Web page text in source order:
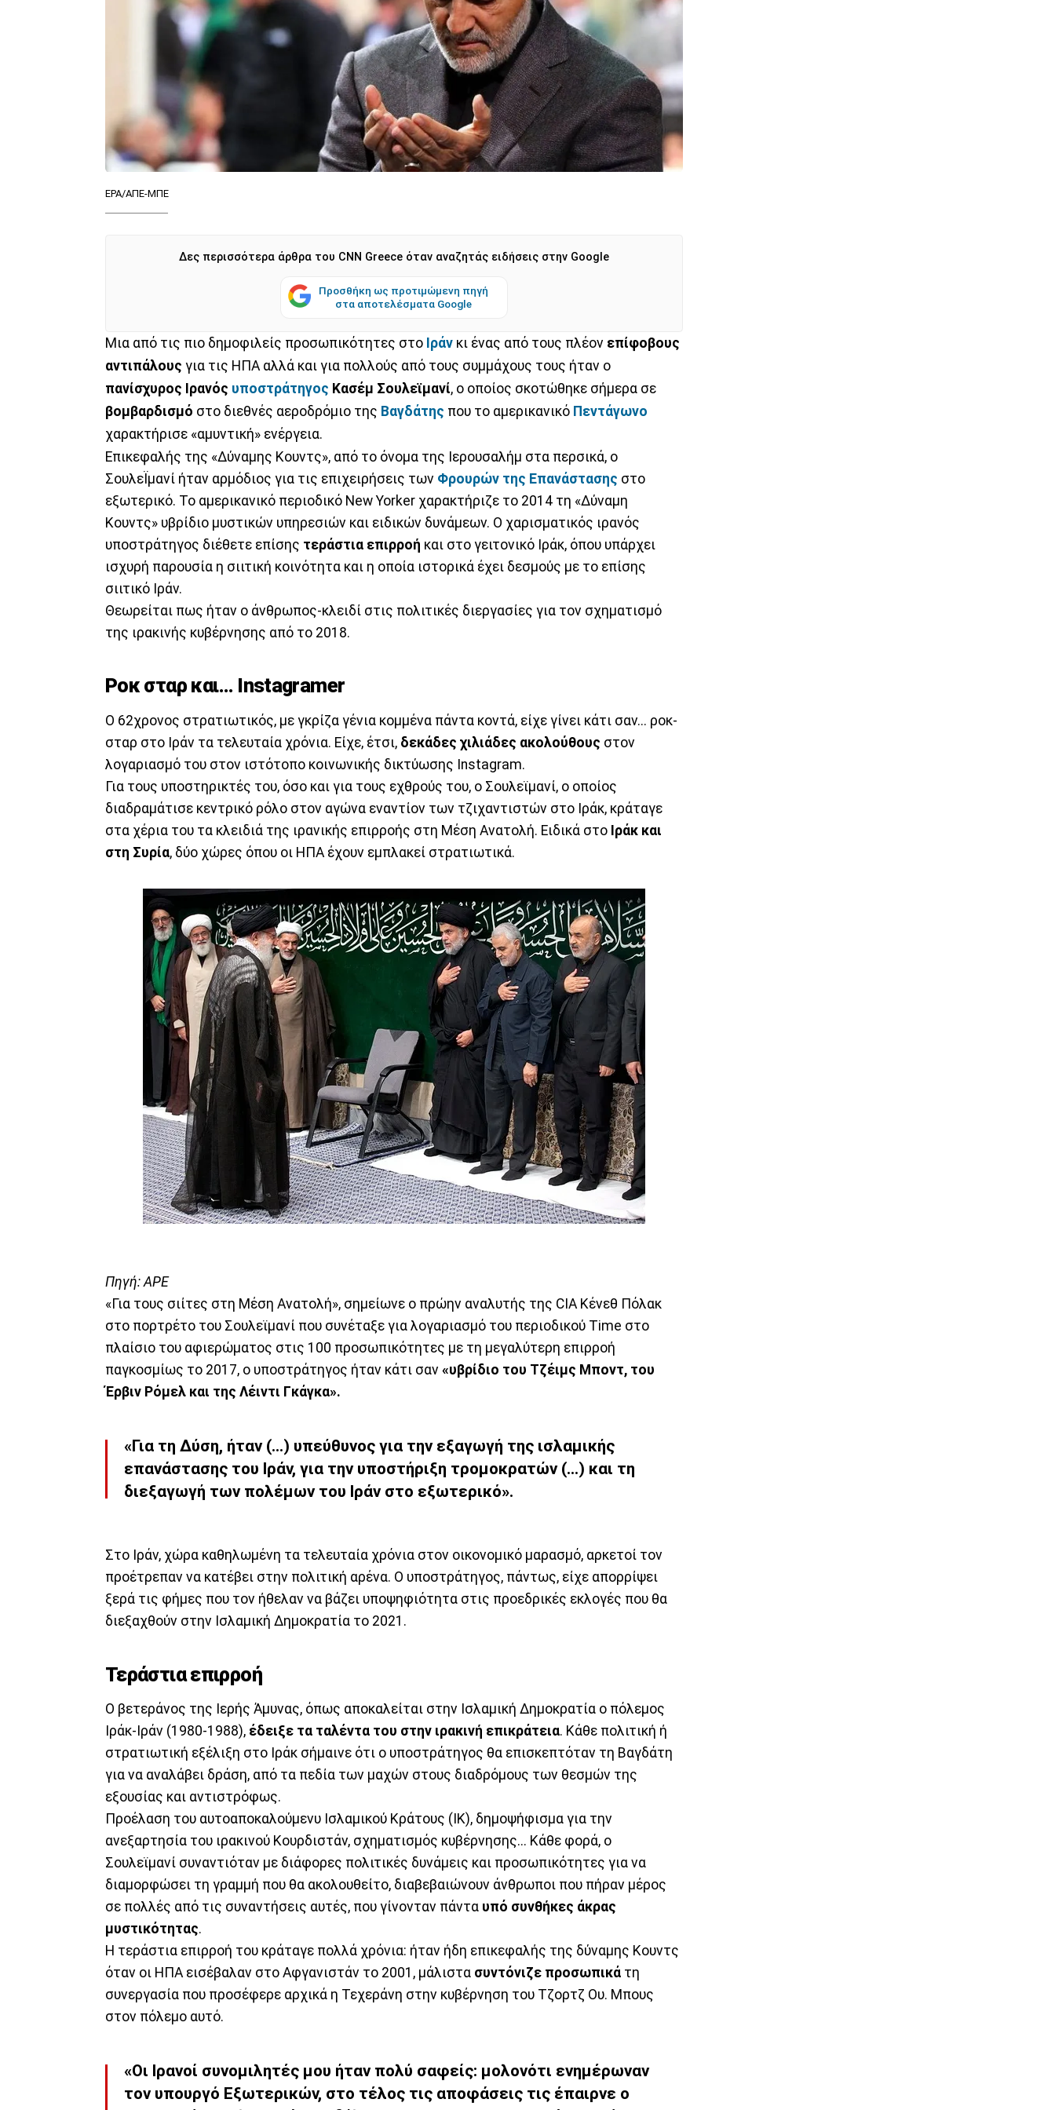
EPA/ΑΠΕ-ΜΠΕ
Δες περισσότερα άρθρα του CNN Greece όταν αναζητάς ειδήσεις στην Google
Προσθήκη ως προτιμώμενη πηγή
στα αποτελέσματα Google
Μια από τις πιο δημοφιλείς προσωπικότητες στο Ιράν κι ένας από τους πλέον επίφοβους
αντιπάλους για τις ΗΠΑ αλλά και για πολλούς από τους συμμάχους τους ήταν ο
πανίσχυρος Ιρανός υποστράτηγος Κασέμ Σουλεϊμανί, ο οποίος σκοτώθηκε σήμερα σε
βομβαρδισμό στο διεθνές αεροδρόμιο της Βαγδάτης που το αμερικανικό Πεντάγωνο
χαρακτήρισε «αμυντική» ενέργεια.
Επικεφαλής της «Δύναμης Κουντς», από το όνομα της Ιερουσαλήμ στα περσικά, ο
ΣουλεΪμανί ήταν αρμόδιος για τις επιχειρήσεις των Φρουρών της Επανάστασης στο
εξωτερικό. Το αμερικανικό περιοδικό New Yorker χαρακτήριζε το 2014 τη «Δύναμη
Κουντς» υβρίδιο μυστικών υπηρεσιών και ειδικών δυνάμεων. Ο χαρισματικός ιρανός
υποστράτηγος διέθετε επίσης τεράστια επιρροή και στο γειτονικό Ιράκ, όπου υπάρχει
ισχυρή παρουσία η σιιτική κοινότητα και η οποία ιστορικά έχει δεσμούς με το επίσης
σιιτικό Ιράν.
Θεωρείται πως ήταν ο άνθρωπος-κλειδί στις πολιτικές διεργασίες για τον σχηματισμό
της ιρακινής κυβέρνησης από το 2018.
Ροκ σταρ και… Instagramer
Ο 62χρονος στρατιωτικός, με γκρίζα γένια κομμένα πάντα κοντά, είχε γίνει κάτι σαν... ροκ-
σταρ στο Ιράν τα τελευταία χρόνια. Είχε, έτσι, δεκάδες χιλιάδες ακολούθους στον
λογαριασμό του στον ιστότοπο κοινωνικής δικτύωσης Instagram.
Για τους υποστηρικτές του, όσο και για τους εχθρούς του, ο Σουλεϊμανί, ο οποίος
διαδραμάτισε κεντρικό ρόλο στον αγώνα εναντίον των τζιχαντιστών στο Ιράκ, κράταγε
στα χέρια του τα κλειδιά της ιρανικής επιρροής στη Μέση Ανατολή. Ειδικά στο Ιράκ και
στη Συρία, δύο χώρες όπου οι ΗΠΑ έχουν εμπλακεί στρατιωτικά.
Πηγή: APE
«Για τους σιίτες στη Μέση Ανατολή», σημείωνε ο πρώην αναλυτής της CIA Κένεθ Πόλακ
στο πορτρέτο του Σουλεϊμανί που συνέταξε για λογαριασμό του περιοδικού Time στο
πλαίσιο του αφιερώματος στις 100 προσωπικότητες με τη μεγαλύτερη επιρροή
παγκοσμίως το 2017, ο υποστράτηγος ήταν κάτι σαν «υβρίδιο του Τζέιμς Μποντ, του
Έρβιν Ρόμελ και της Λέιντι Γκάγκα».
«Για τη Δύση, ήταν (...) υπεύθυνος για την εξαγωγή της ισλαμικής
επανάστασης του Ιράν, για την υποστήριξη τρομοκρατών (...) και τη
διεξαγωγή των πολέμων του Ιράν στο εξωτερικό».
Στο Ιράν, χώρα καθηλωμένη τα τελευταία χρόνια στον οικονομικό μαρασμό, αρκετοί τον
προέτρεπαν να κατέβει στην πολιτική αρένα. Ο υποστράτηγος, πάντως, είχε απορρίψει
ξερά τις φήμες που τον ήθελαν να βάζει υποψηφιότητα στις προεδρικές εκλογές που θα
διεξαχθούν στην Ισλαμική Δημοκρατία το 2021.
Τεράστια επιρροή
Ο βετεράνος της Ιερής Άμυνας, όπως αποκαλείται στην Ισλαμική Δημοκρατία ο πόλεμος
Ιράκ-Ιράν (1980-1988), έδειξε τα ταλέντα του στην ιρακινή επικράτεια. Κάθε πολιτική ή
στρατιωτική εξέλιξη στο Ιράκ σήμαινε ότι ο υποστράτηγος θα επισκεπτόταν τη Βαγδάτη
για να αναλάβει δράση, από τα πεδία των μαχών στους διαδρόμους των θεσμών της
εξουσίας και αντιστρόφως.
Προέλαση του αυτοαποκαλούμενυ Ισλαμικού Κράτους (ΙΚ), δημοψήφισμα για την
ανεξαρτησία του ιρακινού Κουρδιστάν, σχηματισμός κυβέρνησης... Κάθε φορά, ο
Σουλεϊμανί συναντιόταν με διάφορες πολιτικές δυνάμεις και προσωπικότητες για να
διαμορφώσει τη γραμμή που θα ακολουθείτο, διαβεβαιώνουν άνθρωποι που πήραν μέρος
σε πολλές από τις συναντήσεις αυτές, που γίνονταν πάντα υπό συνθήκες άκρας
μυστικότητας.
Η τεράστια επιρροή του κράταγε πολλά χρόνια: ήταν ήδη επικεφαλής της δύναμης Κουντς
όταν οι ΗΠΑ εισέβαλαν στο Αφγανιστάν το 2001, μάλιστα συντόνιζε προσωπικά τη
συνεργασία που προσέφερε αρχικά η Τεχεράνη στην κυβέρνηση του Τζορτζ Ου. Μπους
στον πόλεμο αυτό.
«Οι Ιρανοί συνομιλητές μου ήταν πολύ σαφείς: μολονότι ενημέρωναν
τον υπουργό Εξωτερικών, στο τέλος τις αποφάσεις τις έπαιρνε ο